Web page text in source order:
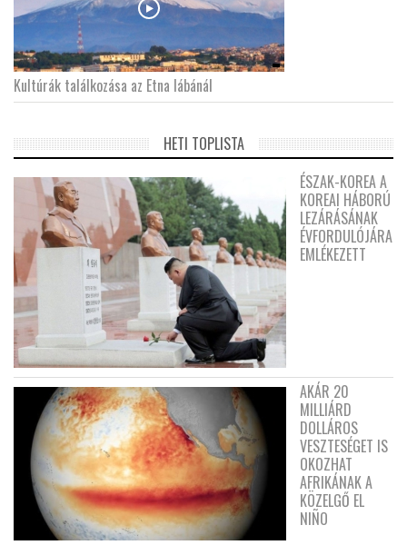
Kultúrák találkozása az Etna lábánál
HETI TOPLISTA
ÉSZAK-KOREA A
KOREAI HÁBORÚ
LEZÁRÁSÁNAK
ÉVFORDULÓJÁRA
EMLÉKEZETT
AKÁR 20
MILLIÁRD
DOLLÁROS
VESZTESÉGET IS
OKOZHAT
AFRIKÁNAK A
KÖZELGŐ EL
NIÑO